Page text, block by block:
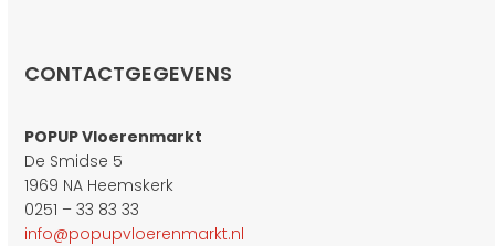
CONTACTGEGEVENS
POPUP Vloerenmarkt
De Smidse 5
1969 NA Heemskerk
0251 – 33 83 33
info@popupvloerenmarkt.nl